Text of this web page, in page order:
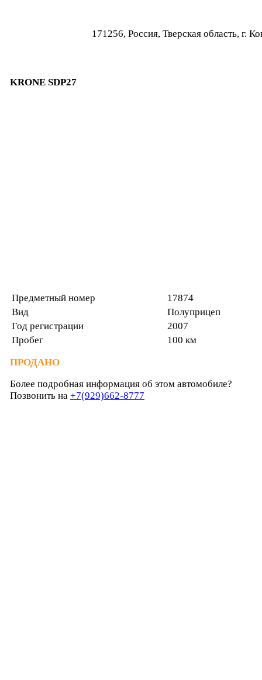
171256, Россия, Тверская область, г.
KRONE SDP27
Предметный номер
17874
Вид
Полуприцеп
Год регистрации
2007
Пробег
100 км
ПРОДАНО
Более подробная информация об этом автомобиле?
Позвонить на +7(929)662-8777